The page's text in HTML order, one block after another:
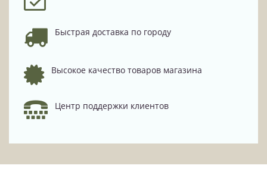
Быстрая доставка по городу
Высокое качество товаров магазина
Центр поддержки клиентов